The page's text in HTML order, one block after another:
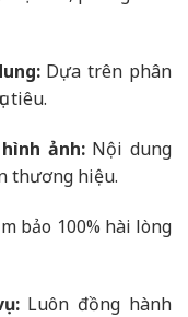
Dựa trên phân
tiêu.
ảnh:Nội dung
thương hiệu.
bảo 100% hài lòng
Luôn đồng hành